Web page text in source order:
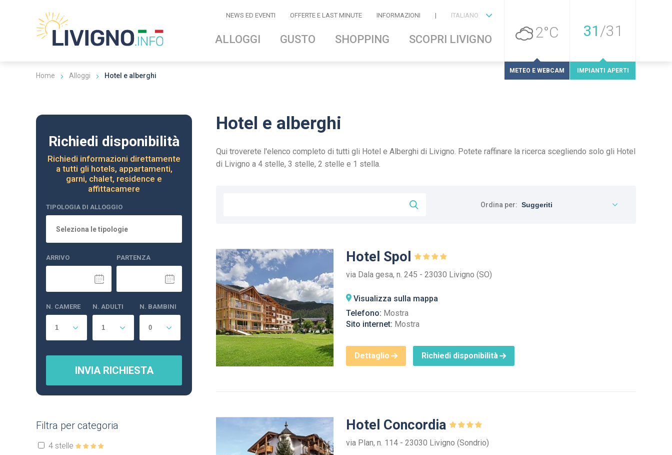
NEWS ED EVENTI OFFERTE E LAST MINUTE INFORMAZIONI | ITALIANO
ALLOGGI GUSTO SHOPPING SCOPRI LIVIGNO 2°C
METEO E WEBCAM
31 /31
IMPIANTI APERTI
Home Alloggi Hotel e alberghi
Hotel e alberghi
Qui troverete l'elenco completo di tutti gli Hotel e Alberghi di Livigno. Potete raffinare la ricerca scegliendo solo gli Hotel
di Livigno a 4 stelle, 3 stelle, 2 stelle e 1 stella.
Ordina per:
Richiedi disponibilità
Richiedi informazioni direttamente
a tutti gli hotels, appartamenti,
garni, chalet, residence e
affittacamere
TIPOLOGIA DI ALLOGGIO
Seleziona le tipologie
ARRIVO PARTENZA
N. CAMERE N. ADULTI N. BAMBINI
INVIA RICHIESTA
Filtra per categoria
4 stelle
Hotel Spol
via Dala gesa, n. 245 - 23030 Livigno (SO)
Visualizza sulla mappa
Telefono: Mostra
Sito internet: Mostra
Dettaglio Richiedi disponibilità
Hotel Concordia
via Plan, n. 114 - 23030 Livigno (Sondrio)